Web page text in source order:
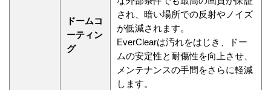
ドームコ
ーティン
グ
され、暗い場所での反射やノイズ
が低減されます。
EverClearは汚れをはじき、ドー
ムの安定性と耐傷性を向上させ、
メンテナンスの手間をさらに軽減
します。